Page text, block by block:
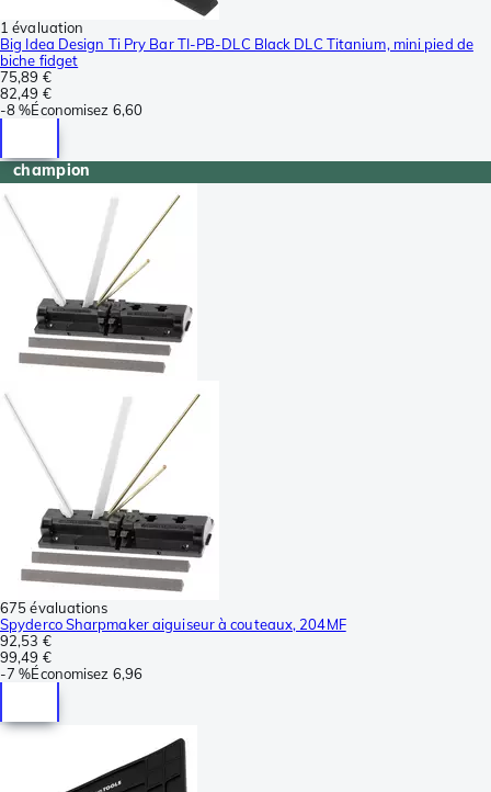
1 évaluation
Big Idea Design Ti Pry Bar TI-PB-DLC Black DLC Titanium, mini pied de
biche fidget
75,89 €
82,49 €
-8 %Économisez 6,60
champion
675 évaluations
Spyderco Sharpmaker aiguiseur à couteaux, 204MF
92,53 €
99,49 €
-7 %Économisez 6,96